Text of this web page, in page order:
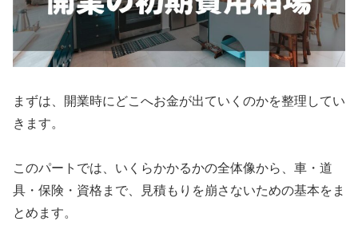
まずは、開業時にどこへお金が出ていくのかを整理してい
きます。
このパートでは、いくらかかるかの全体像から、車・道
具・保険・資格まで、見積もりを崩さないための基本をま
とめます。